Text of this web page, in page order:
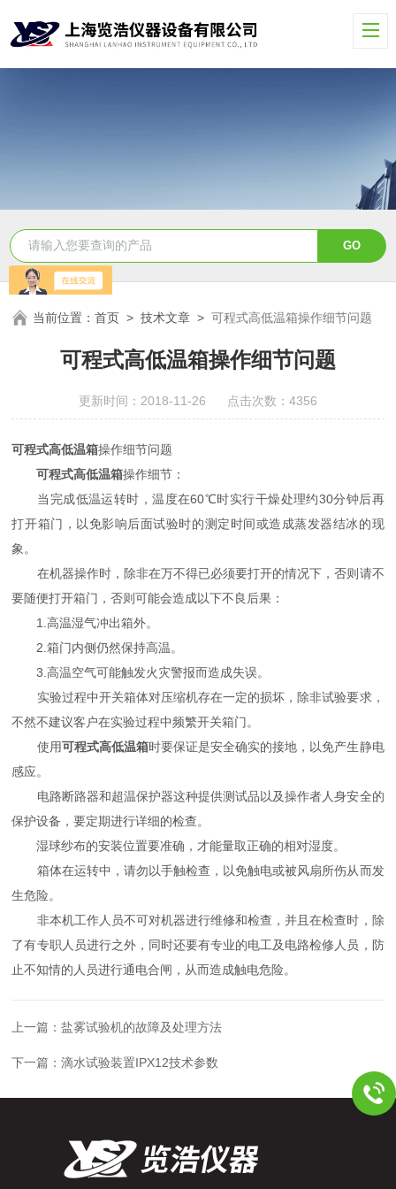
当前位置：首页 >技术文章 >可程式高低温箱操作细节问题
可程式高低温箱操作细节问题
更新时间：2018-11-26 点击次数：4356
可程式高低温箱操作细节问题
可程式高低温箱操作细节：
当完成低温运转时，温度在60℃时实行干燥处理约30分钟后再
打开箱门，以免影响后面试验时的测定时间或造成蒸发器结冰的现
象。
在机器操作时，除非在万不得已必须要打开的情况下，否则请不
要随便打开箱门，否则可能会造成以下不良后果：
1.高温湿气冲出箱外。
2.箱门内侧仍然保持高温。
3.高温空气可能触发火灾警报而造成失误。
实验过程中开关箱体对压缩机存在一定的损坏，除非试验要求，
不然不建议客户在实验过程中频繁开关箱门。
使用可程式高低温箱时要保证是安全确实的接地，以免产生静电
感应。
电路断路器和超温保护器这种提供测试品以及操作者人身安全的
保护设备，要定期进行详细的检查。
湿球纱布的安装位置要准确，才能量取正确的相对湿度。
箱体在运转中，请勿以手触检查，以免触电或被风扇所伤从而发
生危险。
非本机工作人员不可对机器进行维修和检查，并且在检查时，除
了有专职人员进行之外，同时还要有专业的电工及电路检修人员，防
止不知情的人员进行通电合闸，从而造成触电危险。
上一篇：盐雾试验机的故障及处理方法
下一篇：滴水试验装置IPX12技术参数